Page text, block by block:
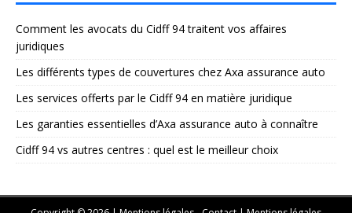
Comment les avocats du Cidff 94 traitent vos affaires
juridiques
Les différents types de couvertures chez Axa assurance auto
Les services offerts par le Cidff 94 en matière juridique
Les garanties essentielles d’Axa assurance auto à connaître
Cidff 94 vs autres centres : quel est le meilleur choix